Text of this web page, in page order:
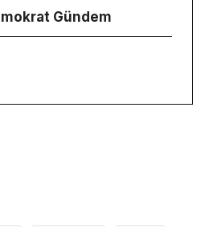
Gündem